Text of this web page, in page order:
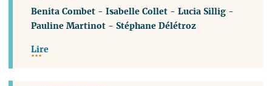
Benita Combet -Isabelle Collet -Lucia Sillig -
Pauline Martinot -Stéphane Délétroz
Lire